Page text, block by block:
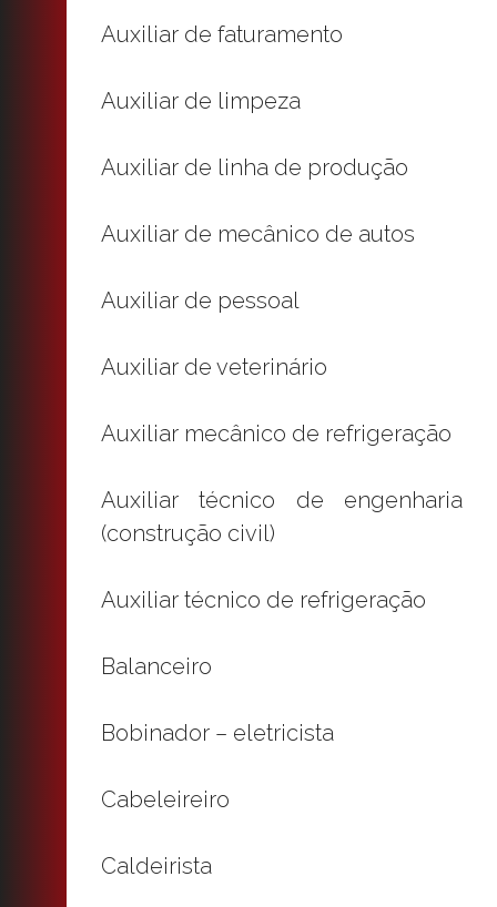
Auxiliar de faturamento
Auxiliar de limpeza
Auxiliar de linha de produção
Auxiliar de mecânico de autos
Auxiliar de pessoal
Auxiliar de veterinário
Auxiliar mecânico de refrigeração
Auxiliar técnico de engenharia
(construção civil)
Auxiliar técnico de refrigeração
Balanceiro
Bobinador – eletricista
Cabeleireiro
Caldeirista